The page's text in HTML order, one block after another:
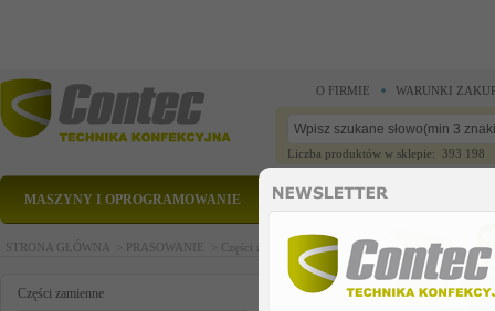
O FIRMIE WARUNKI
Liczba produktów w sklepie: 393 198
MASZYNY I OPROGRAMOWANIE CZĘŚCI ZAMIENNE
STRONA GŁÓWNA > PRASOWANIE > Części zamienne >Części zamienne > kabel z
Części zamienne kabel z wtyczką 2128 4-żyłowy